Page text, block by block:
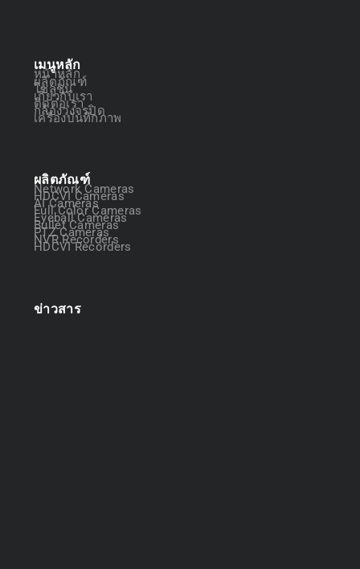
เมนูหลัก
หน้าหลัก
ผลิตภัณฑ์
โซลูชัน
เกี่ยวกับเรา
ติดต่อเรา
กล้องวงจรปิด
เครื่องบันทึกภาพ
ผลิตภัณฑ์
Network Cameras
HDCVI Cameras
AI Cameras
Full Color Cameras
Eyeball Cameras
Bullet Cameras
PTZ Cameras
NVR Recorders
HDCVI Recorders
ข่าวสาร